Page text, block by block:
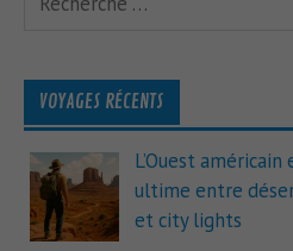
VOYAGES RÉCENTS
L’Ouest
ultime entre
et city lights